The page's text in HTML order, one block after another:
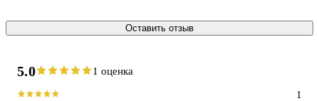
Оставить отзыв
5.0 1 оценка
1